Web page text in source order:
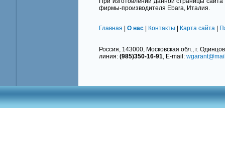
фирмы-производителя Ebara, Италия.
Главная О нас Контакты Карта сайта
Россия, 143000, Московская обл., г.
линия: (985)350-16-91, E-mail: